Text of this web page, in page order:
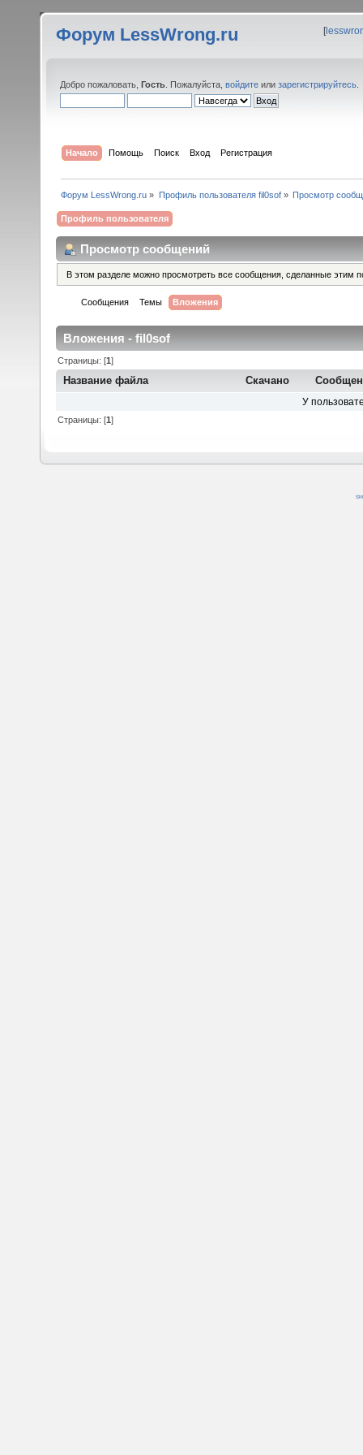
Форум LessWrong.ru [
Добро пожаловать, Гость . Пожалуйста, войдите или зарегистрируйтесь
Начало Помощь Поиск Вход Регистрация
Форум LessWrong.ru » Профиль пользователя fil0sof» Просмотр
Профиль пользователя
Просмотр сообщений
В этом разделе можно просмотреть все сообщения, сделанные этим
Сообщения Темы Вложения
Вложения - fil0sof
Страницы: [1]
Название файла Скачано
У
Страницы: [1]